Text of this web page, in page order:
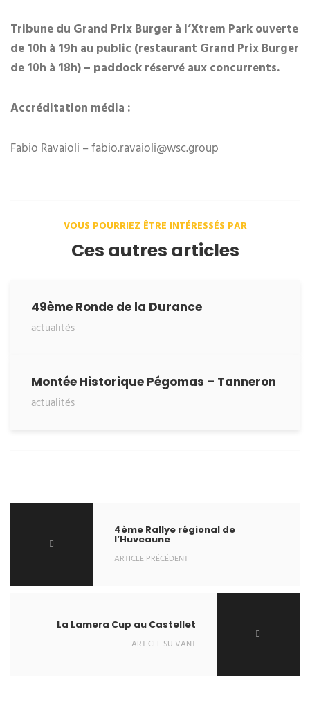
Tribune du Grand Prix Burger à l’Xtrem Park ouverte
de 10h à 19h au public (restaurant Grand Prix Burger
de 10h à 18h) – paddock réservé aux concurrents.
Accréditation média :
Fabio Ravaioli – fabio.ravaioli@wsc.group
VOUS POURRIEZ ÊTRE INTÉRESSÉS PAR
Ces autres articles
49ème Ronde de la Durance
actualités
Montée Historique Pégomas – Tanneron
actualités
4ème Rallye régional de
l’Huveaune
ARTICLE PRÉCÉDENT
La Lamera Cup au Castellet
ARTICLE SUIVANT